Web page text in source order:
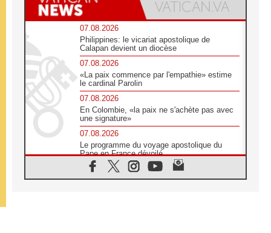
07.08.2026
Philippines: le vicariat apostolique de
Calapan devient un diocèse
07.08.2026
«La paix commence par l'empathie» estime
le cardinal Parolin
07.08.2026
En Colombie, «la paix ne s'achète pas avec
une signature»
07.08.2026
Le programme du voyage apostolique du
Pape en France dévoilé
07.08.2026
1ère Conférence continentale sur l'éducation